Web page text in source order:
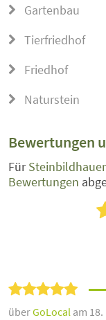
Gartenbau
Tierfriedhof
Friedhof
Naturstein
Bewertungen
Für
Bewertungen
überGoLocal am